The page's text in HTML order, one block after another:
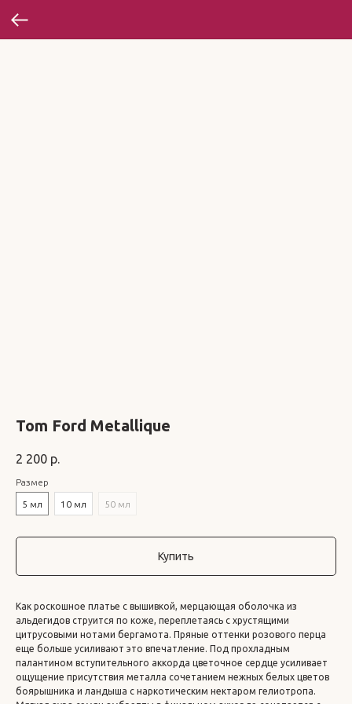
Tom Ford Metallique
2 200 р.
Размер
5 мл 10 мл 50 мл
Купить
Как роскошное платье с вышивкой, мерцающая оболочка из
альдегидов струится по коже, переплетаясь с хрустящими
цитрусовыми нотами бергамота. Пряные оттенки розового перца
еще больше усиливают это впечатление. Под прохладным
палантином вступительного аккорда цветочное сердце усиливает
ощущение присутствия металла сочетанием нежных белых цветов
боярышника и ландыша с наркотическим нектаром гелиотропа.